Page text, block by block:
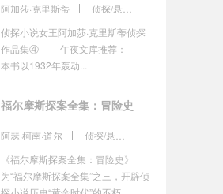
阿加莎·克里斯蒂
侦探小说女王阿加莎·克里斯蒂侦探
作品集④ 午夜文库推荐：
本书以1932年轰动...
福尔摩斯探案全集：冒险史
阿瑟·柯南·道尔
《福尔摩斯探案全集：冒险史》
为“福尔摩斯探案全集”之三，开辟侦